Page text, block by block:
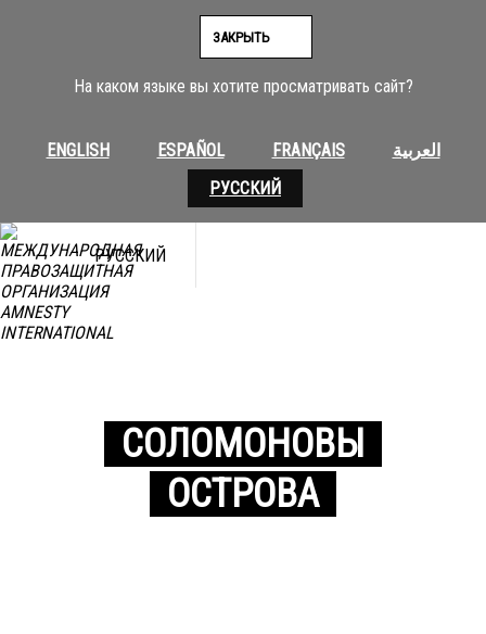
На каком языке вы хотите просматривать сайт?
ENGLISH ESPAÑOL FRANÇAIS
العربية
РУССКИЙ
ЗАКРЫТЬ
РУССКИЙ
СОЛОМОНОВЫ
ОСТРОВА